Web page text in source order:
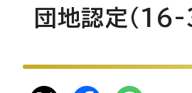
団地認定（16-